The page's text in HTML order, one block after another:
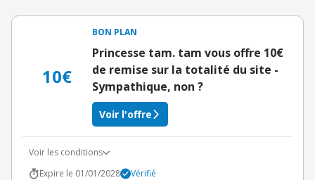
10€
BON PLAN
Princesse tam. tam vous offre 10€
de remise sur la totalité du site -
Sympathique, non ?
Voir l'offre
Voir les conditions
Expire le 01/01/2028
Vérifié